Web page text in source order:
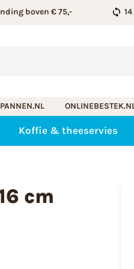
boven € 75,-
Koffie & theeservies
cm